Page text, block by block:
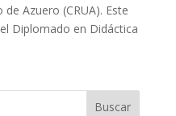
Azuero (CRUA). Este
Diplomado en Didáctica
Buscar